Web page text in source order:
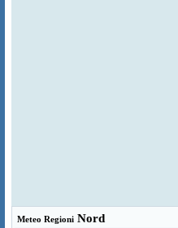
Meteo RegioniNord